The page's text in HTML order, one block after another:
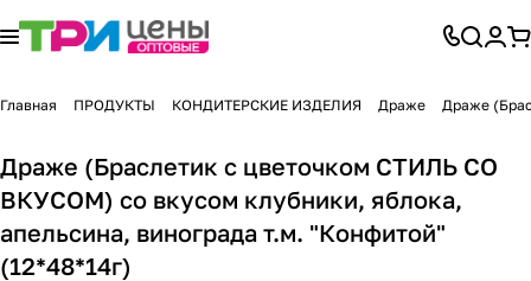
Главная ПРОДУКТЫ КОНДИТЕРСКИЕ ИЗДЕЛИЯ Драже Драже
Драже (Браслетик с цветочком СТИЛЬ СО
ВКУСОМ) со вкусом клубники, яблока,
апельсина, винограда т.м. "Конфитой"
(12*48*14г)